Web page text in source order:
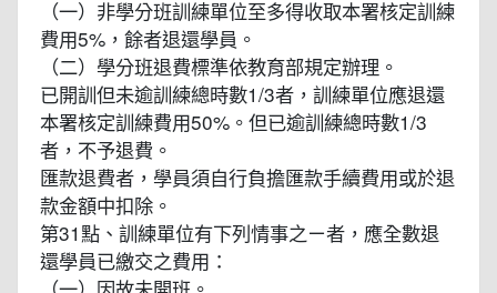
（一）非學分班訓練單位至多得收取本署核定訓練
費用5%，餘者退還學員。
（二）學分班退費標準依教育部規定辦理。
已開訓但未逾訓練總時數1/3者，訓練單位應退還
本署核定訓練費用50%。但已逾訓練總時數1/3
者，不予退費。
匯款退費者，學員須自行負擔匯款手續費用或於退
款金額中扣除。
第31點、訓練單位有下列情事之ㄧ者，應全數退
還學員已繳交之費用：